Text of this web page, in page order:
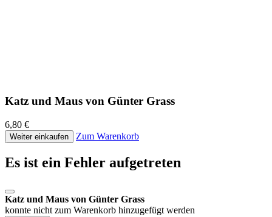
Katz und Maus von Günter Grass
6,80 €
Weiter einkaufen Zum Warenkorb
Es ist ein Fehler aufgetreten
Katz und Maus von Günter Grass
konnte nicht zum Warenkorb hinzugefügt werden